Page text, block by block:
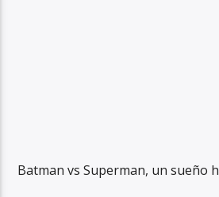
Batman vs Superman, un sueño